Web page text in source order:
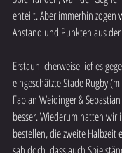
enteilt. Aber immerhin zogen
Anstand und Punkten aus
Erstaunlicherweise lief es
eingeschätzte Stade Rugby
Fabian Weidinger &
besser. Wiederum hatten wir
bestellen, die zweite